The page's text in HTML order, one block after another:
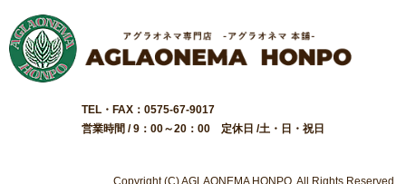
TEL・FAX：0575-67-9017
営業時間 / 9：00～20：00 定休日 /土・日・祝日